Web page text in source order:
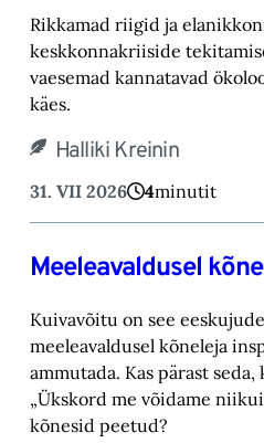
Rikkamad riigid ja
keskkonnakriiside
vaesemad kannatavad
käes.
Halliki Kreinin
31. VII 2026 4minutit
Meeleavaldusel
Kuivavõitu on see
meeleavaldusel kõneleja
ammutada. Kas pärast
„Ükskord me võidame
kõnesid peetud?